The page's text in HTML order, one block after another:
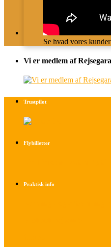
Se hvad vores
Vi er medlem af
Trustpilot
Flybilletter
Praktisk info